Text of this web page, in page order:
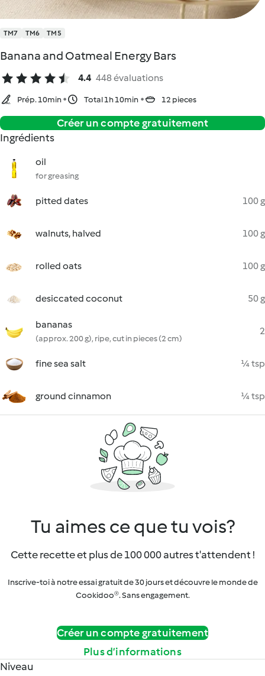
TM7 TM6 TM5
Banana and Oatmeal Energy Bars
4.4 448 évaluations
Prép. 10min Total 1h 10min 12 pieces
Créer un compte gratuitement
Ingrédients
oil
for greasing
pitted dates 100 g
walnuts, halved 100 g
rolled oats 100 g
desiccated coconut 50 g
bananas
(approx. 200 g), ripe, cut in pieces (2 cm)
2
fine sea salt ¼ tsp
ground cinnamon ¼ tsp
Tu aimes ce que tu vois?
Cette recette et plus de 100 000 autres t'attendent !
Inscrive-toi à notre essai gratuit de 30 jours et découvre le monde de
Cookidoo®. Sans engagement.
Créer un compte gratuitement
Plus d’informations
Niveau